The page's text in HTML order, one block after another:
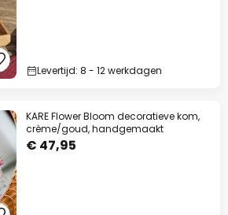
Levertijd: 8 - 12 werkdagen
KARE Flower Bloom decoratieve kom,
crème/goud, handgemaakt
€ 47,95